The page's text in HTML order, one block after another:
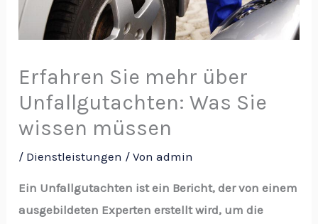
Erfahren Sie mehr über
Unfallgutachten: Was Sie
wissen müssen
/ Dienstleistungen / Vonadmin
Ein Unfallgutachten ist ein Bericht, der von einem
ausgebildeten Experten erstellt wird, um die